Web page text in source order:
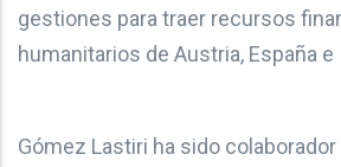
gestiones para traer recursos
humanitarios de Austria, España e
Gómez Lastiri ha sido